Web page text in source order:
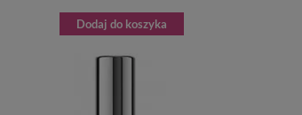
Dodaj do koszyka